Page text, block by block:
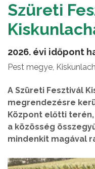
Szüreti
2026. évi időpont
Pest megye,
A Szüreti Fesztivál
megrendezésre
Központ előtti
a közösség
mindenkit magával